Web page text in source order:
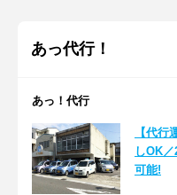
あっ代行！
あっ！代行
【代
しOK
可能!